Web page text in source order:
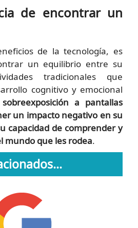
de encontrar un
de la tecnología, es
un equilibrio entre su
tradicionales que
cognitivo y emocional
a pantallas
un impacto negativo en su
capacidad de comprender y
mundo que les rodea.